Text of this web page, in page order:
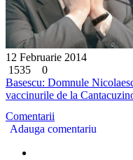
12 Februarie 2014
1535
0
Basescu: Domnule
vaccinurile de la
Comentarii
Adauga comentariu